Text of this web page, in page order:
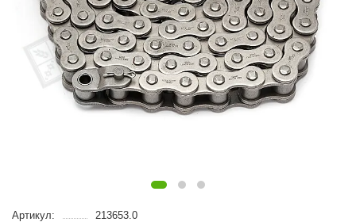
Артикул:
213653.0